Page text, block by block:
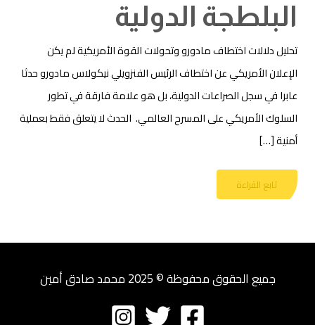
البلطجة الدولية
تحليل دلالات اختطاف مادورو وتحولات القوة الأمريكية لم يكن
الإعلان الأمريكي عن اختطاف الرئيس الفنزويلي نيكولاس مادورو حدثا
عابرا في سجل الصراعات الدولية، بل هو علامة فارقة في تطور
السلوك الأمريكي على المسرح العالمي. الحدث لا يتعلق فقط بعملية
أمنية […]
تابع القراءة
جميع الحقوق محفوظة © 2025 محمد صادق أمين